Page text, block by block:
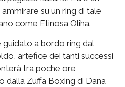
su un ring di tale
come Etinosa Oliha.
guidato a bordo ring dal
artefice dei tanti successi
tra poche ore
dalla Zuffa Boxing di Dana